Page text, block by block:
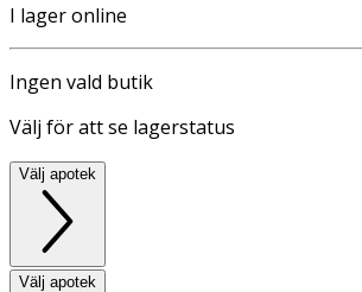
I lager online
Ingen vald butik
Välj för att se lagerstatus
Välj apotek
Välj apotek